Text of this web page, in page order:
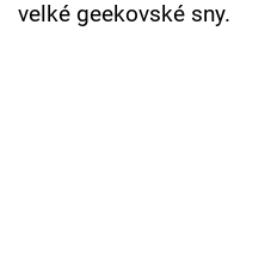
Přihlášení
velké geekovské sny.